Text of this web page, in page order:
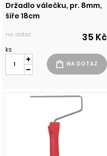
Držadlo válečku, pr. 8mm,
šíře 18cm
na dotaz 35 Kč
ks